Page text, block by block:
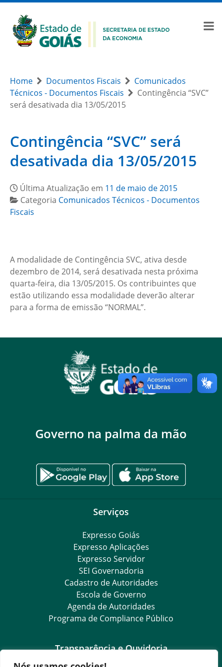
Home Documentos Fiscais
Comunicados
Técnicos - Documentos Fiscais
Contingência “SVC”
será desativada dia 13/05/2015
Contingência “SVC” será
desativada dia 13/05/2015
Última Atualização em 11 de maio de 2015
Categoria Comunicados Técnicos - Documentos
Fiscais
A modalidade de Contingência SVC, ativa desde
dezembro de 2014, será desativada nesta próxima
quarta-feira, dia 13/05/2015. Os contribuintes que
estão utilizando essa modalidade deverão alterar
para a forma de emissão “NORMAL”.
Governo na palma da mão
Serviços
Expresso Goiás
Expresso Aplicações
Expresso Servidor
SEI Governadoria
Cadastro de Autoridades
Escola de Governo
Agenda de Autoridades
Programa de Compliance Público
Transparência e Ouvidoria